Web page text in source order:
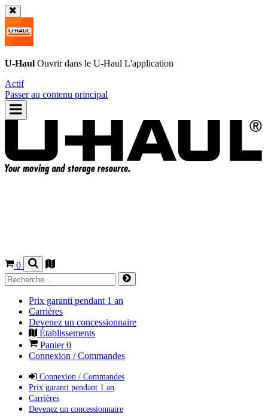
U-Haul Ouvrir dans le U-Haul L'application
Actif
Passer au contenu principal
0
Prix garanti pendant 1 an
Carrières
Devenez un concessionnaire
Établissements
Panier0
Connexion / Commandes
Connexion / Commandes
Prix garanti pendant 1 an
Carrières
Devenez un concessionnaire